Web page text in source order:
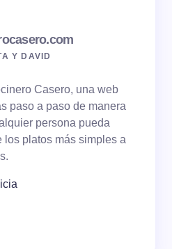
Y DAVID
Casero, una web
paso a paso de manera
persona pueda
los platos más simples a